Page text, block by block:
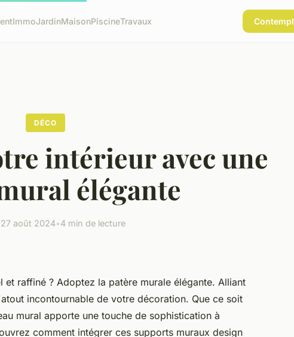
ImmoJardinMaisonPiscineTravaux
DÉCO
intérieur avec une
élégante
27 août 2024•4 min de lecture
et raffiné ? Adoptez la patère murale élégante. Alliant
incontournable de votre décoration. Que ce soit
mural apporte une touche de sophistication à
comment intégrer ces supports muraux design